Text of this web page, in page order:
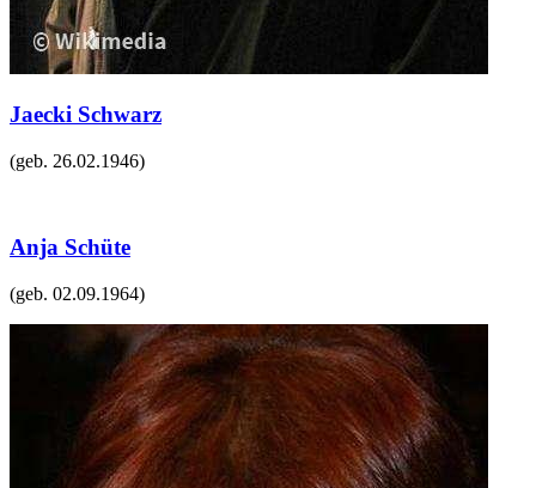
Jaecki Schwarz
(geb. 26.02.1946)
Anja Schüte
(geb. 02.09.1964)